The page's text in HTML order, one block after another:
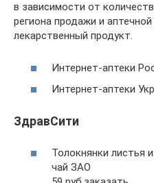
в зависимости от
региона продажи и
лекарственный продукт.
Интернет-аптеки
Интернет-аптеки
ЗдравСити
Толокнянки листья
чай ЗАО